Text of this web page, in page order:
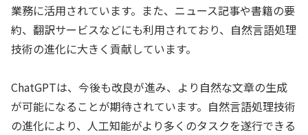
業務に活用されています。また、ニュース記事や書籍の要
約、翻訳サービスなどにも利用されており、自然言語処理
技術の進化に大きく貢献しています。
ChatGPTは、今後も改良が進み、より自然な文章の生成
が可能になることが期待されています。自然言語処理技術
の進化により、人工知能がより多くのタスクを遂行できる